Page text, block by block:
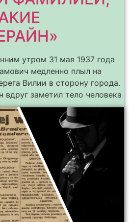
утром 31 мая 1937 года
медленно плыл на
Вилии в сторону города.
заметил тело человека